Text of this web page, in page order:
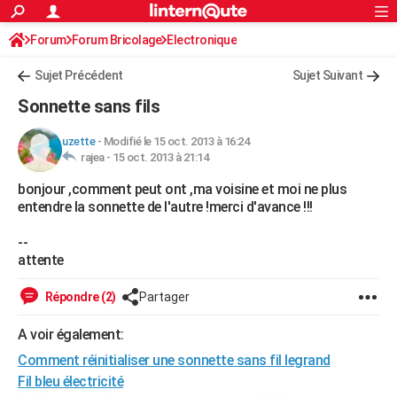
ACTUALITÉS
Politique
Société
Faits Divers
Education
Monde
Villes
+
FINANCE
Retraite
Impôts
Epargne
Immobilier
Risques naturels par ville
Banque
Assurance
Crédit
AUTO
Essais
Réserver un essai
Citadines
Berlines
SUV
Forum auto
+HIGH-TECH
Forum
Aménagement intérieur
Extérieur
Cuisine
Salle de bains
Jardinage
Rangement
Guides de France
Escapades
Patrimoine
Expositions
Musées
Week-end nature
Art de vivre
Bien-être
Loisirs
Mode
Modes de vie
Alimentation
Guide de la santé
Maladies
Médicaments
Sommeil
VOYAGE
S'inscrire
Connexion
Forum Forum Bricolage Electronique
Sujet Précédent Sujet Suivant
Sonnette sans fils
uzette- Modifié le 15 oct. 2013 à 16:24
rajea - 15 oct. 2013 à 21:14
bonjour ,comment peut ont ,ma voisine et moi ne plus
entendre la sonnette de l'autre !merci d'avance !!!
--
attente
Répondre (2) Partager
A voir également:
Comment réinitialiser une sonnette sans fil legrand
Fil bleu électricité